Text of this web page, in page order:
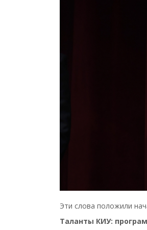
Эти слова положили
Таланты КИУ: